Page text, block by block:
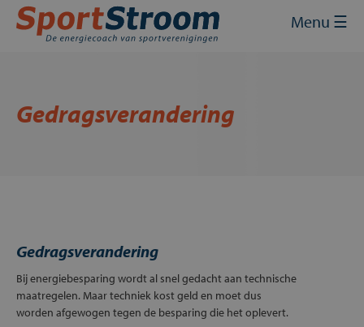
Sluit×
Energie besparen
Contact
Mijn SportStroom
Skip
Menu ☰
Gedragsverandering
Gedragsverandering
Bij energiebesparing wordt al snel gedacht aan technische
maatregelen. Maar techniek kost geld en moet dus
worden afgewogen tegen de besparing die het oplevert.